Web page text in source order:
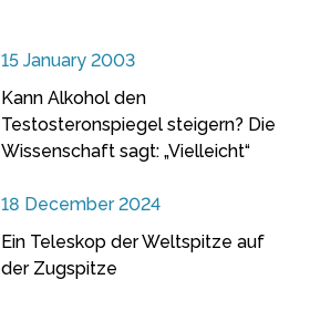
15 January 2003
Kann Alkohol den
Testosteronspiegel steigern? Die
Wissenschaft sagt: „Vielleicht“
18 December 2024
Ein Teleskop der Weltspitze auf
der Zugspitze